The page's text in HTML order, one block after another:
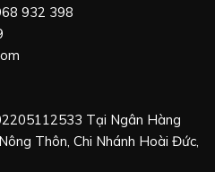
932 398
Tại Ngân Hàng
Thôn, Chi Nhánh Hoài Đức,